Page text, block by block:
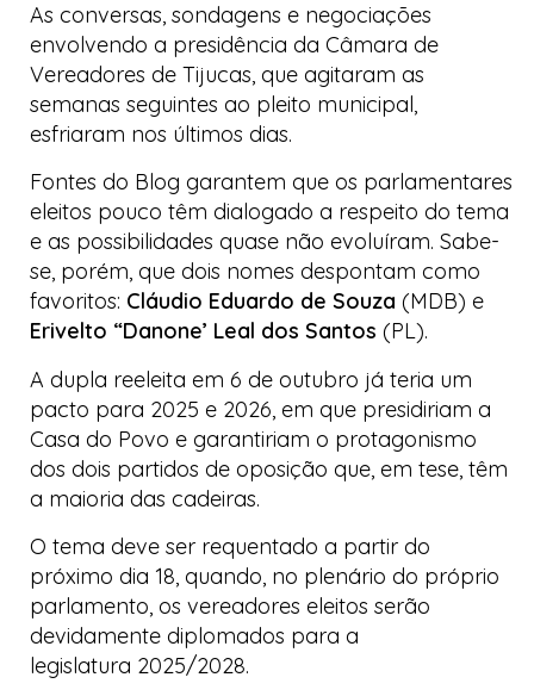
As conversas, sondagens e negociações
envolvendo a presidência da Câmara de
Vereadores de Tijucas, que agitaram as
semanas seguintes ao pleito municipal,
esfriaram nos últimos dias.
Fontes do Blog garantem que os parlamentares
eleitos pouco têm dialogado a respeito do tema
e as possibilidades quase não evoluíram. Sabe-
se, porém, que dois nomes despontam como
favoritos: Cláudio Eduardo de Souza (MDB) e
Erivelto “Danone’ Leal dos Santos (PL).
A dupla reeleita em 6 de outubro já teria um
pacto para 2025 e 2026, em que presidiriam a
Casa do Povo e garantiriam o protagonismo
dos dois partidos de oposição que, em tese, têm
a maioria das cadeiras.
O tema deve ser requentado a partir do
próximo dia 18, quando, no plenário do próprio
parlamento, os vereadores eleitos serão
devidamente diplomados para a
legislatura 2025/2028.